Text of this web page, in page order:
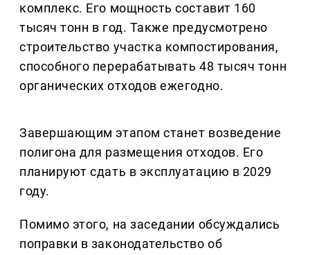
комплекс. Его мощность составит 160
тысяч тонн в год. Также предусмотрено
строительство участка компостирования,
способного перерабатывать 48 тысяч тонн
органических отходов ежегодно.
Завершающим этапом станет возведение
полигона для размещения отходов. Его
планируют сдать в эксплуатацию в 2029
году.
Помимо этого, на заседании обсуждались
поправки в законодательство об